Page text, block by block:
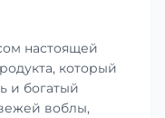
настоящей
который
и богатый
воблы,